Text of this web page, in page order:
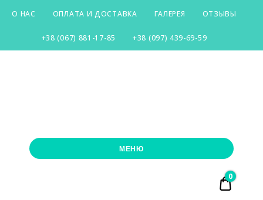
О НАС ОПЛАТА И ДОСТАВКА ГАЛЕРЕЯ ОТЗЫВЫ
+38 (067) 881-17-85 +38 (097) 439-69-59
МЕНЮ
₴ 0.00
0